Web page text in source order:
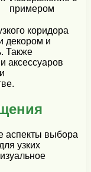
примером
коридора
декором и
Также
аксессуаров
аспекты выбора
узких